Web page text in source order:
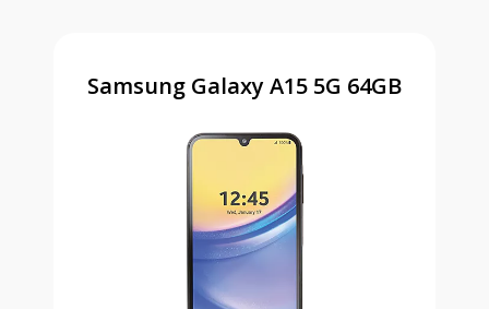
Samsung Galaxy A15 5G 64GB